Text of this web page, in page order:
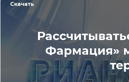
Фармация»
Скачать